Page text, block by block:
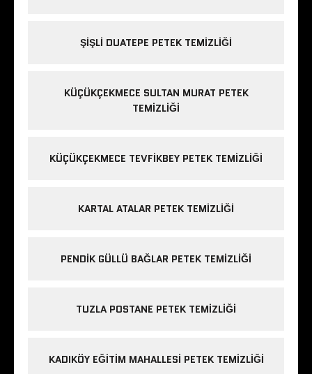
ŞIŞLI DUATEPE PETEK TEMIZLIĞI
KÜÇÜKÇEKMECE SULTAN MURAT PETEK
TEMIZLIĞI
KÜÇÜKÇEKMECE TEVFIKBEY PETEK TEMIZLIĞI
KARTAL ATALAR PETEK TEMIZLIĞI
PENDIK GÜLLÜ BAĞLAR PETEK TEMIZLIĞI
TUZLA POSTANE PETEK TEMIZLIĞI
KADIKÖY EĞITIM MAHALLESI PETEK TEMIZLIĞI